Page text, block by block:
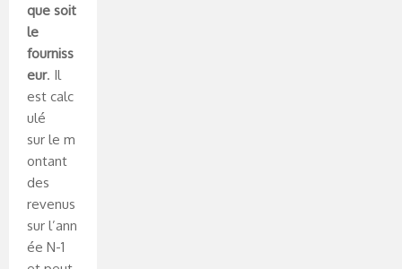
que soit
le
fourniss
eur. Il
est calc
ulé
sur le m
ontant
des
revenus
sur l’ann
ée N-1